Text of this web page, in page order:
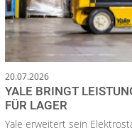
20.07.2026
YALE BRINGT
FÜR LAGER
Yale erweitert sein